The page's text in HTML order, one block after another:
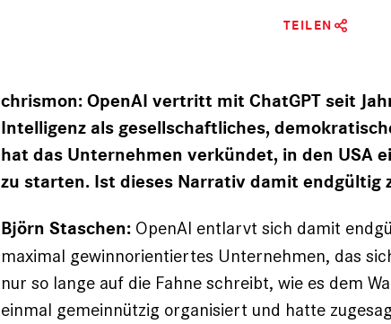
TEILEN
chrismon: OpenAI vertritt mit ChatGPT seit
Intelligenz als gesellschaftliches,
hat das Unternehmen verkündet, in den USA
zu starten. Ist dieses Narrativ damit endgültig
Björn Staschen: OpenAI entlarvt sich damit
maximal gewinnorientiertes Unternehmen, das
nur so lange auf die Fahne schreibt, wie es dem
einmal gemeinnützig organisiert und hatte